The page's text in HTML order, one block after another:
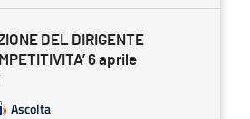
DEL DIRIGENTE
6 aprile
Ascolta